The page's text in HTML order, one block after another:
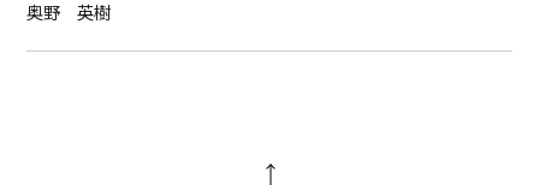
奥野 英樹